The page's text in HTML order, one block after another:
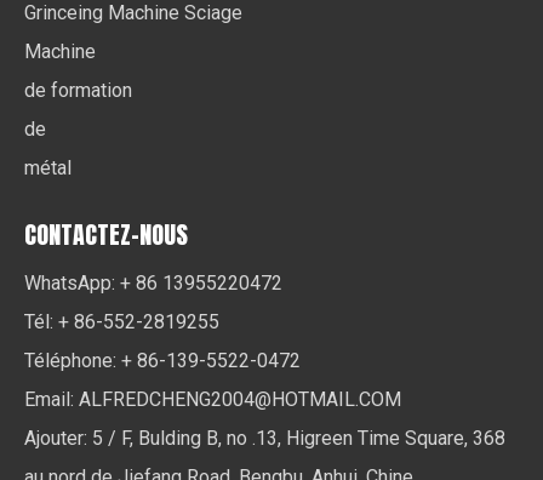
Grinceing Machine Sciage
Machine
de formation
de
métal
CONTACTEZ-NOUS
WhatsApp: + 86 13955220472
Tél: + 86-552-2819255
Téléphone: + 86-139-5522-0472
Email: ALFREDCHENG2004@HOTMAIL.COM
Ajouter: 5 / F, Bulding B, no .13, Higreen Time Square, 368